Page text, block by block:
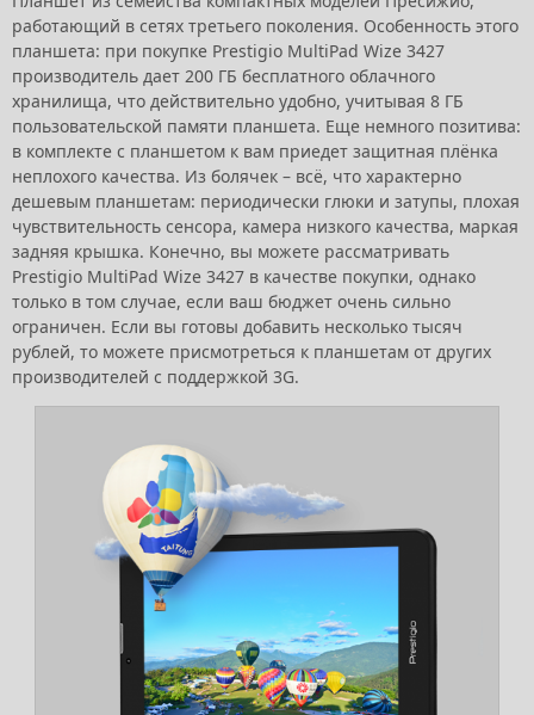
работающий в сетях третьего поколения. Особенность этого
планшета: при покупке Prestigio MultiPad Wize 3427
производитель дает 200 ГБ бесплатного облачного
хранилища, что действительно удобно, учитывая 8 ГБ
пользовательской памяти планшета. Еще немного позитива:
в комплекте с планшетом к вам приедет защитная плёнка
неплохого качества. Из болячек – всё, что характерно
дешевым планшетам: периодически глюки и затупы, плохая
чувствительность сенсора, камера низкого качества, маркая
задняя крышка. Конечно, вы можете рассматривать
Prestigio MultiPad Wize 3427 в качестве покупки, однако
только в том случае, если ваш бюджет очень сильно
ограничен. Если вы готовы добавить несколько тысяч
рублей, то можете присмотреться к планшетам от других
производителей с поддержкой 3G.